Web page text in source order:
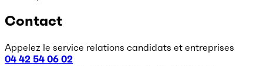
Contact
Appelez le service relations candidats et entreprises
04 42 54 06 02